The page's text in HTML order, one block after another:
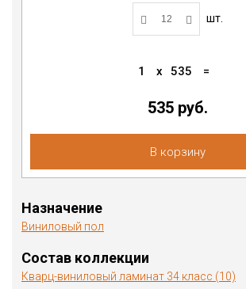
шт.
1 x 535 =
535 руб.
В корзину
Назначение
Виниловый пол
Состав коллекции
Кварц-виниловый ламинат 34 класс (10)